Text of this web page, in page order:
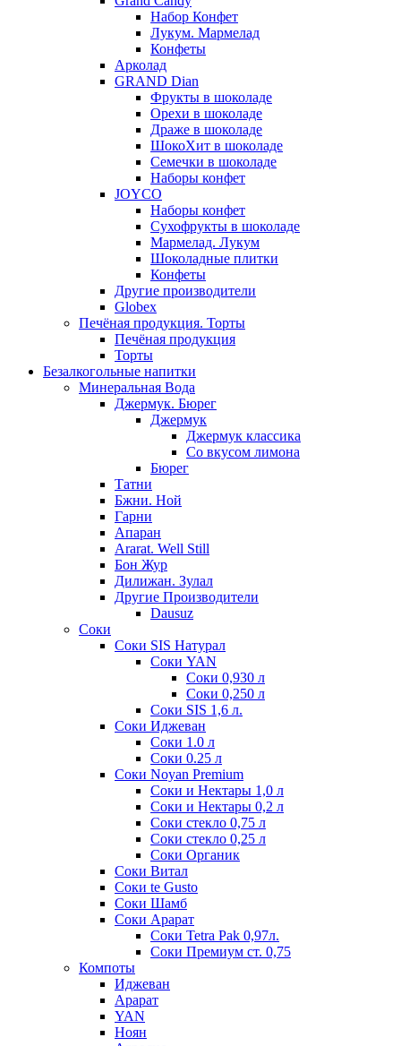
Набор Конфет
Лукум. Мармелад
Конфеты
Арколад
GRAND Dian
Фрукты в шоколаде
Орехи в шоколаде
Драже в шоколаде
ШокоХит в шоколаде
Семечки в шоколаде
Наборы конфет
JOYCO
Наборы конфет
Сухофрукты в шоколаде
Мармелад. Лукум
Шоколадные плитки
Конфеты
Другие производители
Globex
Печёная продукция. Торты
Печёная продукция
Торты
Безалкогольные напитки
Минеральная Вода
Джермук. Бюрег
Джермук
Джермук классика
Со вкусом лимона
Бюрег
Татни
Бжни. Ной
Гарни
Апаран
Ararat. Well Still
Бон Жур
Дилижан. Зулал
Другие Производители
Dausuz
Соки
Соки SIS Натурал
Соки YAN
Соки 0,930 л
Соки 0,250 л
Соки SIS 1,6 л.
Соки Иджеван
Соки 1.0 л
Соки 0.25 л
Соки Noyan Premium
Соки и Нектары 1,0 л
Соки и Нектары 0,2 л
Соки стекло 0,75 л
Соки стекло 0,25 л
Соки Органик
Соки Витал
Соки te Gusto
Соки Шамб
Соки Арарат
Соки Tetra Pak 0,97л.
Соки Премиум ст. 0,75
Компоты
Иджеван
Арарат
YAN
Ноян